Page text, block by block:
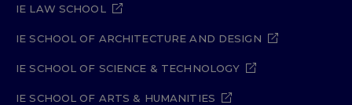
IE LAW SCHOOL
IE SCHOOL OF ARCHITECTURE AND DESIGN
IE SCHOOL OF SCIENCE & TECHNOLOGY
IE SCHOOL OF ARTS & HUMANITIES